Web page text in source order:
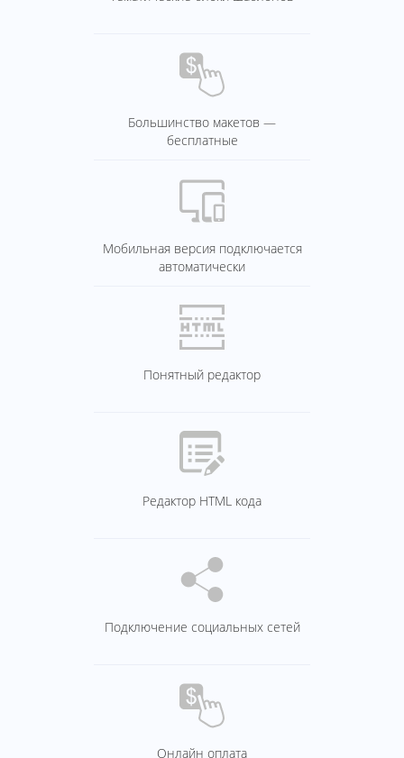
Большинство макетов —
бесплатные
Мобильная версия подключается
автоматически
Понятный редактор
Редактор HTML кода
Подключение социальных сетей
Онлайн оплата